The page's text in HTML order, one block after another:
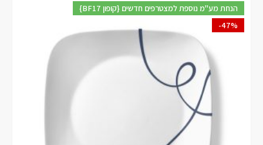
{BF17 קופון} הנחת מע"מ נוספת למצטרפים חדשים
-47%